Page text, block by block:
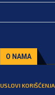
O NAMA
USLOVI KORIŠĆENJA